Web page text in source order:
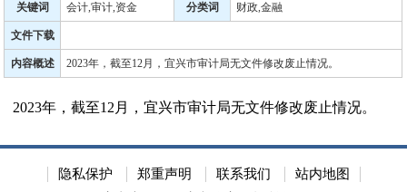
关键词 会计,审计,资金 分类词 财政,金融
文件下载
内容概述 2023年，截至12月，宜兴市审计局无文件修改废止情况。
2023年，截至12月，宜兴市审计局无文件修改废止情况。
隐私保护 郑重声明 联系我们
站内地图